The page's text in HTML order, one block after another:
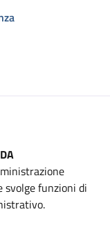
svolge funzioni di